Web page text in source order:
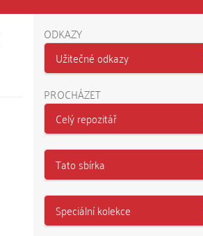
ODKAZY
Užitečné odkazy
PROCHÁZET
Celý repozitář
Tato sbírka
Speciální kolekce